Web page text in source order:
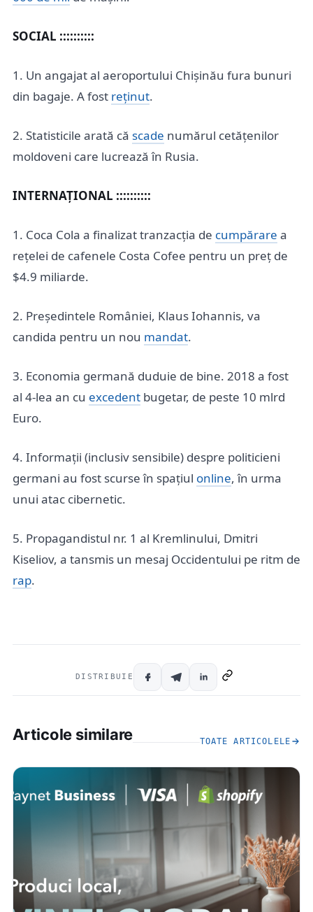
SOCIAL ::::::::::
1. Un angajat al aeroportului Chișinău fura bunuri
din bagaje. A fost reținut.
2. Statisticile arată că scade numărul cetățenilor
moldoveni care lucrează în Rusia.
INTERNAȚIONAL ::::::::::
1. Coca Cola a finalizat tranzacția de cumpărare a
rețelei de cafenele Costa Cofee pentru un preț de
$4.9 miliarde.
2. Președintele României, Klaus Iohannis, va
candida pentru un nou mandat.
3. Economia germană duduie de bine. 2018 a fost
al 4-lea an cu excedent bugetar, de peste 10 mlrd
Euro.
4. Informații (inclusiv sensibile) despre politicieni
germani au fost scurse în spațiul online, în urma
unui atac cibernetic.
5. Propagandistul nr. 1 al Kremlinului, Dmitri
Kiseliov, a tansmis un mesaj Occidentului pe ritm de
rap.
DISTRIBUIE
Articole similare TOATE ARTICOLELE